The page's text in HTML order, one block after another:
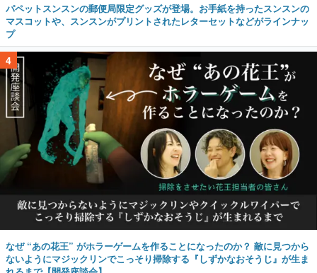
パペットスンスンの郵便局限定グッズが登場。お手紙を持ったスンスンの
マスコットや、スンスンがプリントされたレターセットなどがラインナッ
プ
4
なぜ “あの花王” がホラーゲームを作ることになったのか？ 敵に見つから
ないようにマジックリンでこっそり掃除する『しずかなおそうじ』が生ま